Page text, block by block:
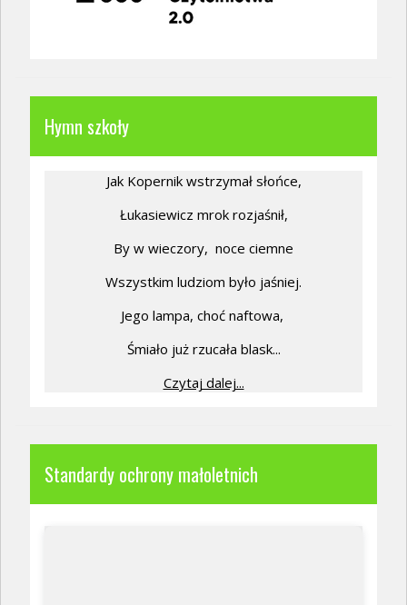
Hymn szkoły
Jak Kopernik wstrzymał słońce,
Łukasiewicz mrok rozjaśnił,
By w wieczory, noce ciemne
Wszystkim ludziom było jaśniej.
Jego lampa, choć naftowa,
Śmiało już rzucała blask...
Czytaj dalej...
Standardy ochrony małoletnich